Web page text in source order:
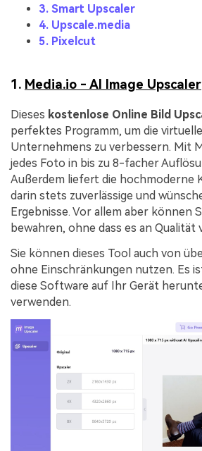
3. Smart Upscaler
4. Upscale.media
5. Pixelcut
1. Media.io - AI Image Upscaler
Dieses kostenlose Online Bild
perfektes Programm, um die
Unternehmens zu verbessern. Mit
jedes Foto in bis zu 8-facher
Außerdem liefert die hochmoderne
darin stets zuverlässige und
Ergebnisse. Vor allem aber können
bewahren, ohne dass es an Qualität
Sie können dieses Tool auch von
ohne Einschränkungen nutzen. Es
diese Software auf Ihr Gerät
verwenden.